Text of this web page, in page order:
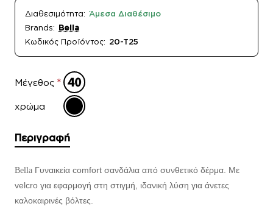
Διαθεσιμότητα: Άμεσα Διαθέσιμο
Brands: Bella
Κωδικός Προϊόντος: 20-T25
Μέγεθος
χρώμα
Περιγραφή
Bella Γυναικεία comfort σανδάλια από συνθετικό δέρμα. Με
velcro για εφαρμογή στη στιγμή, ιδανική λύση για άνετες
καλοκαιρινές βόλτες.